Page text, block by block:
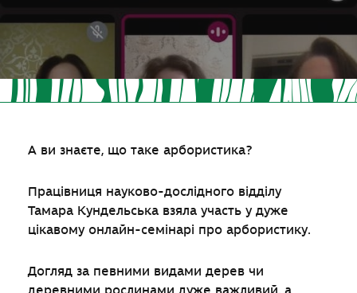
А ви знаєте, що таке арбористика?
Працівниця науково-дослідного відділу
Тамара Кундельська взяла участь у дуже
цікавому онлайн-семінарі про арбористику.
Догляд за певними видами дерев чи